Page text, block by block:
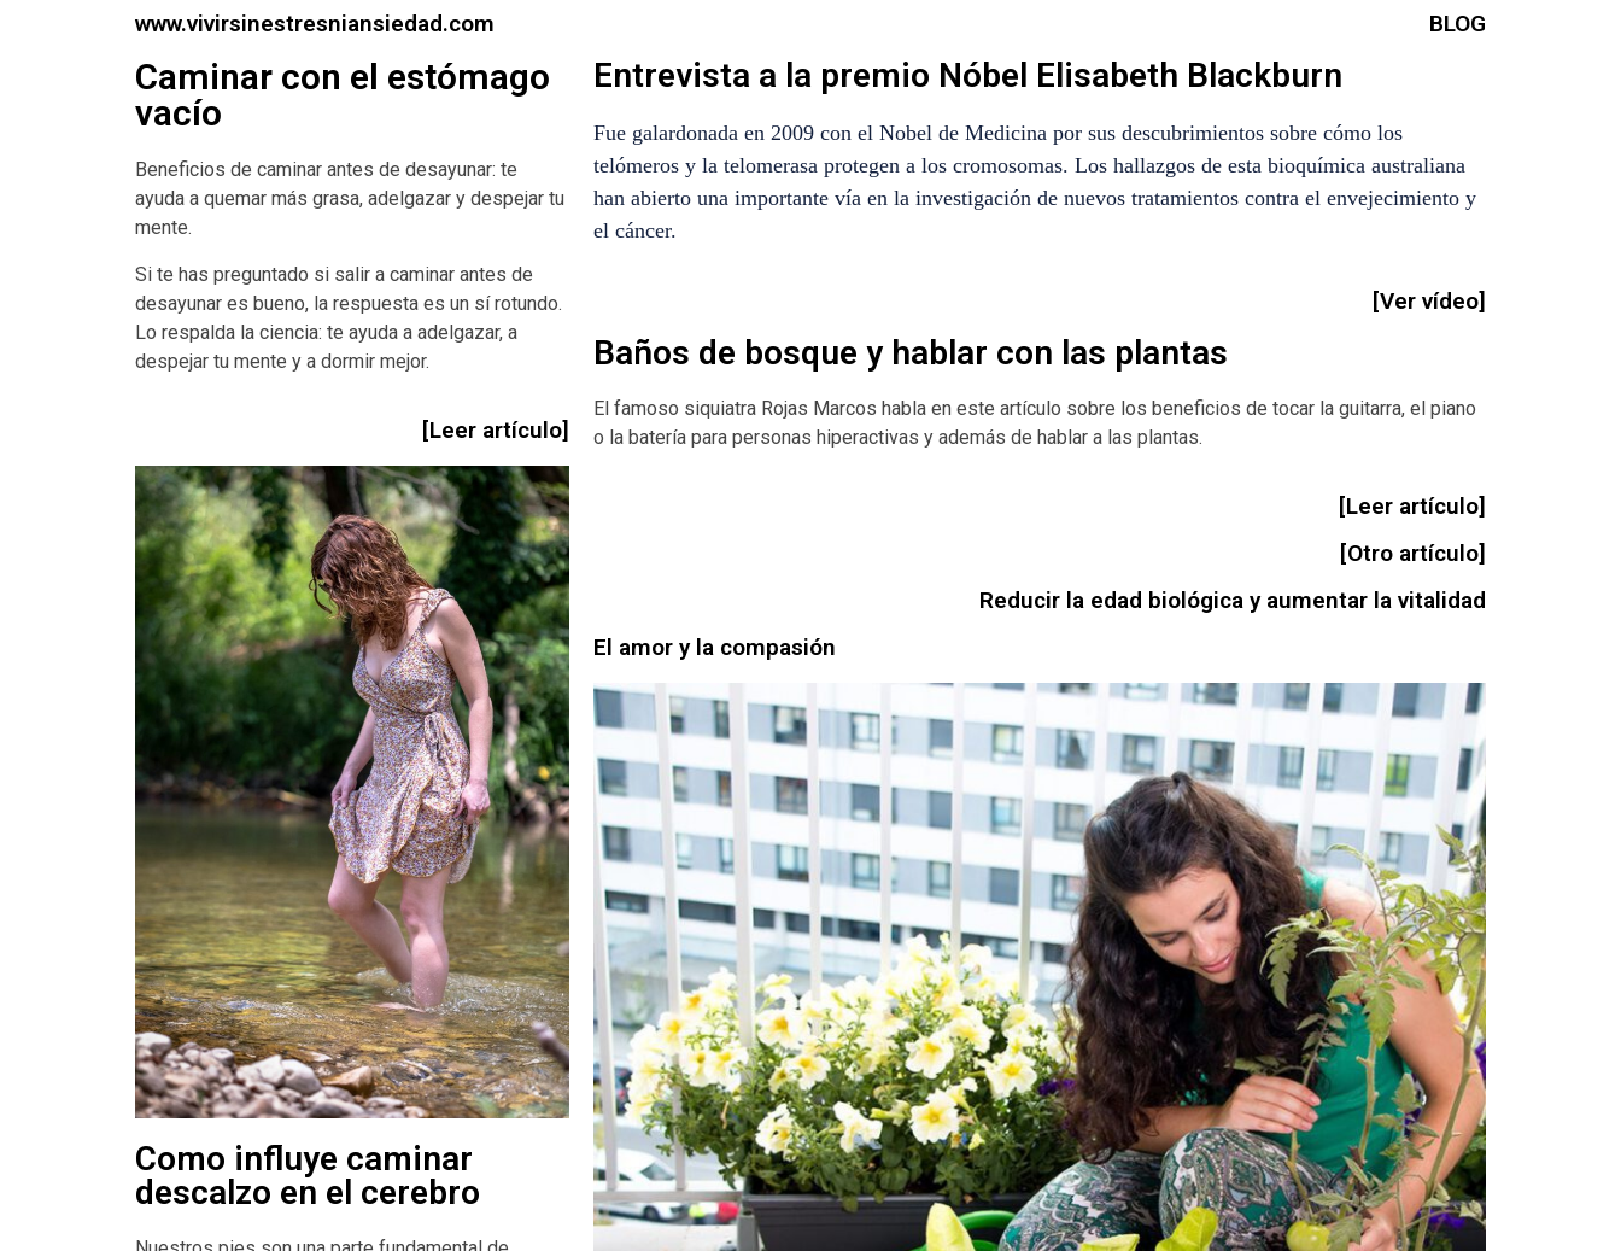
www.vivirsinestresniansiedad.com BLOG
Caminar con el estómago
vacío
Beneficios de caminar antes de desayunar: te
ayuda a quemar más grasa, adelgazar y despejar tu
mente.
Si te has preguntado si salir a caminar antes de
desayunar es bueno, la respuesta es un sí rotundo.
Lo respalda la ciencia: te ayuda a adelgazar, a
despejar tu mente y a dormir mejor.
[Leer artículo]
Como influye caminar
descalzo en el cerebro
Entrevista a la premio Nóbel Elisabeth Blackburn
Fue galardonada en 2009 con el Nobel de Medicina por sus descubrimientos sobre cómo los
telómeros y la telomerasa protegen a los cromosomas. Los hallazgos de esta bioquímica australiana
han abierto una importante vía en la investigación de nuevos tratamientos contra el envejecimiento y
el cáncer.
[Ver vídeo]
Baños de bosque y hablar con las plantas
El famoso siquiatra Rojas Marcos habla en este artículo sobre los beneficios de tocar la guitarra, el piano
o la batería para personas hiperactivas y además de hablar a las plantas.
[Leer artículo]
[Otro artículo]
Reducir la edad biológica y aumentar la vitalidad
El amor y la compasión